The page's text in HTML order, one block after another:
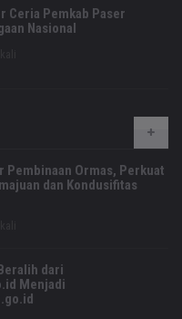
Ceria Pemkab Paser
Nasional
Pembinaan Ormas, Perkuat
dan Kondusifitas
dari
Menjadi